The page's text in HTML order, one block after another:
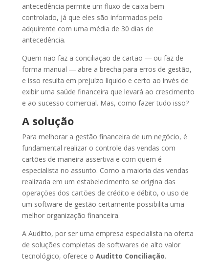
antecedência permite um fluxo de caixa bem
controlado, já que eles são informados pelo
adquirente com uma média de 30 dias de
antecedência.
Quem não faz a conciliação de cartão ― ou faz de
forma manual ― abre a brecha para erros de gestão,
e isso resulta em prejuízo líquido e certo ao invés de
exibir uma saúde financeira que levará ao crescimento
e ao sucesso comercial. Mas, como fazer tudo isso?
A solução
Para melhorar a gestão financeira de um negócio, é
fundamental realizar o controle das vendas com
cartões de maneira assertiva e com quem é
especialista no assunto. Como a maioria das vendas
realizada em um estabelecimento se origina das
operações dos cartões de crédito e débito, o uso de
um software de gestão certamente possibilita uma
melhor organização financeira.
A Auditto, por ser uma empresa especialista na oferta
de soluções completas de softwares de alto valor
tecnológico, oferece o Auditto Conciliação.